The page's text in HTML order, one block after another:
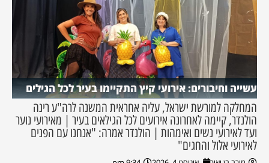
עשייה וחיבורים: אירועי קיץ התקיימו בעיר לכל הגילים
המחלקה למורשת ישראל, עליה אחראית המשנה לרה"ע רינה
הולנדר, קיימה לאחרונה אירועים לכל הגילאים בעיר | מאירועי נוער
ועד לאירועי נשים ואימהות | הולנדר אמרה: "אנחנו עם הפנים
לאירועי אלול והחגים"